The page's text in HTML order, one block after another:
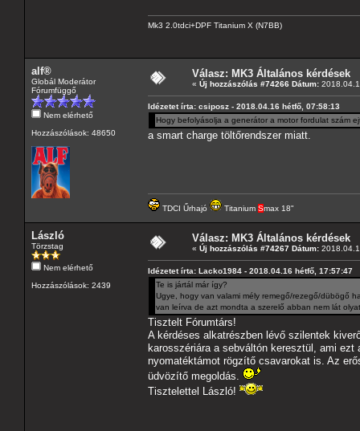
Mk3 2.0tdci+DPF Titanium X (N7BB)
alf®
Globál Moderátor
Fórumfüggő
Nem elérhető
Hozzászólások: 48650
Válasz: MK3 Általános kérdések
« Új hozzászólás #74266 Dátum:
Idézetet írta: csiposz - 2018.04.16 hétfő, 07:58:13
Hogy befolyásolja a generátor a motor fordulat szám
a smart charge töltőrendszer miatt.
TDCI Űrhajó Titanium Smax 18"
László
Törzstag
Nem elérhető
Hozzászólások: 2439
Válasz: MK3 Általános kérdések
« Új hozzászólás #74267 Dátum:
Idézetet írta: Lacko1984 - 2018.04.16 hétfő, 17:57:47
Te is jártál már így?
Ugye, hogy van valami mély remegő/rezegő/dübögő
van leírva de azt mondta a szerelő abban nem lát
Tisztelt Fórumtárs!
A kérdéses alkatrészben lévő szilentek
karosszériára a sebváltón keresztül, ami
nyomatéktámot rögzítő csavarokat is. Az
üdvözítő megoldás.
Tisztelettel László!